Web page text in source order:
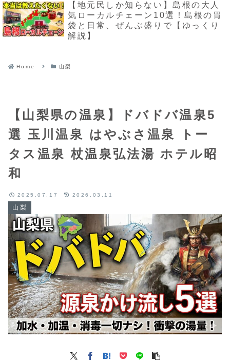
【地元民しか知らない】島根の大人
気ローカルチェーン10選！島根の胃
袋と日常、ぜんぶ盛りで【ゆっくり
解説】
Home 山梨
【山梨県の温泉】ドバドバ温泉5
選 玉川温泉 はやぶさ温泉 トー
タス温泉 杖温泉弘法湯 ホテル昭
和
山梨
2025.07.17 2026.03.11